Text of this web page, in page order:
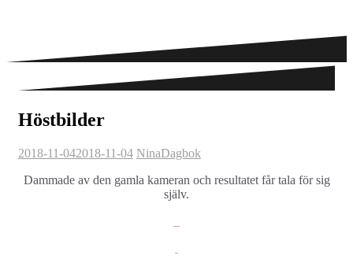
Höstbilder
2018-11-042018-11-04 NinaDagbok
Dammade av den gamla kameran och resultatet får tala för sig
själv.